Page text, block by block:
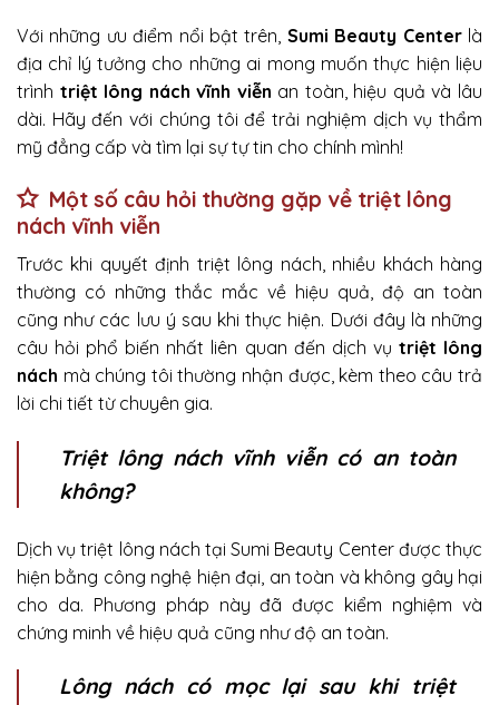
Với những ưu điểm nổi bật trên, Sumi Beauty Centerlà
địa chỉ lý tưởng cho những ai mong muốn thực hiện liệu
trình triệt lông nách vĩnh viễn an toàn, hiệu quả và lâu
dài. Hãy đến với chúng tôi để trải nghiệm dịch vụ thẩm
mỹ đẳng cấp và tìm lại sự tự tin cho chính mình!
Một số câu hỏi thường gặp về triệt lông
nách vĩnh viễn
Trước khi quyết định triệt lông nách, nhiều khách hàng
thường có những thắc mắc về hiệu quả, độ an toàn
cũng như các lưu ý sau khi thực hiện. Dưới đây là những
câu hỏi phổ biến nhất liên quan đến dịch vụ triệt lông
nách mà chúng tôi thường nhận được, kèm theo câu trả
lời chi tiết từ chuyên gia.
Triệt lông nách vĩnh viễn có an toàn
không?
Dịch vụ triệt lông nách tại Sumi Beauty Center được thực
hiện bằng công nghệ hiện đại, an toàn và không gây hại
cho da. Phương pháp này đã được kiểm nghiệm và
chứng minh về hiệu quả cũng như độ an toàn.
Lông nách có mọc lại sau khi triệt